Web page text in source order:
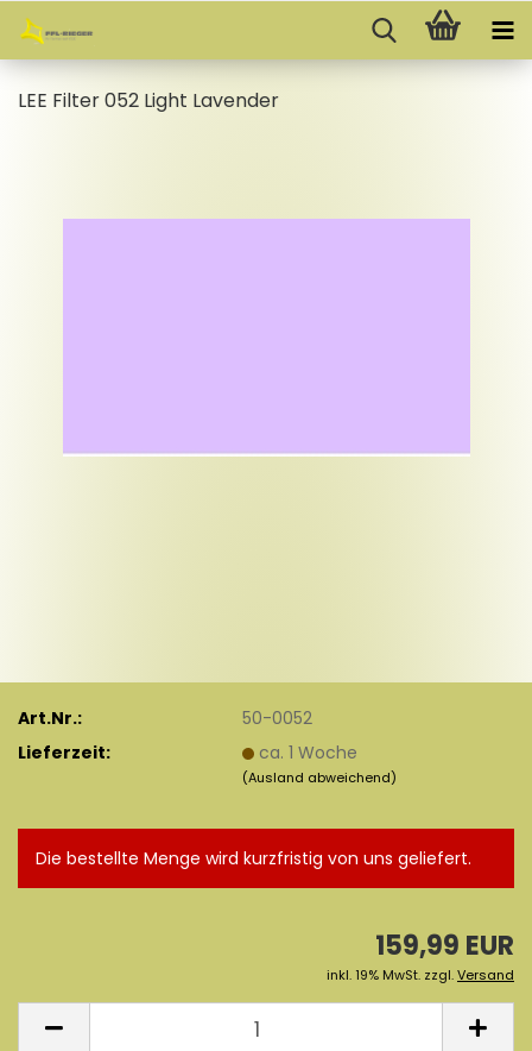
LEE Fil­ter 052 Light La­ven­der
Art.Nr.:
50-0052
Lieferzeit:
ca. 1 Woche
(Ausland abweichend)
Die bestellte Menge wird kurzfristig von uns geliefert.
159,99 EUR
inkl. 19% MwSt. zzgl.Versand